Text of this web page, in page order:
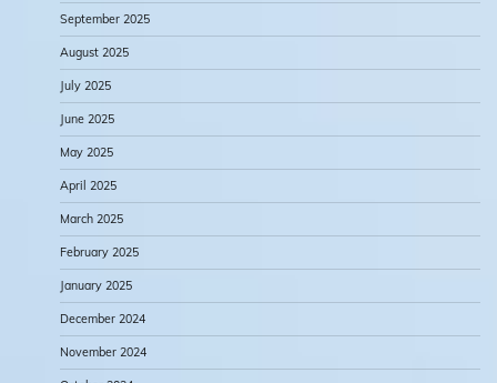
September 2025
August 2025
July 2025
June 2025
May 2025
April 2025
March 2025
February 2025
January 2025
December 2024
November 2024